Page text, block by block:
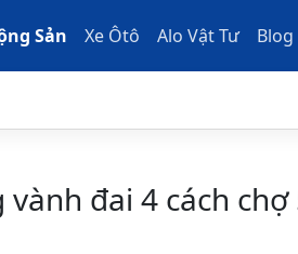
Sản Xe Ôtô Alo Vật Tư Blog
đai 4 cách chợ